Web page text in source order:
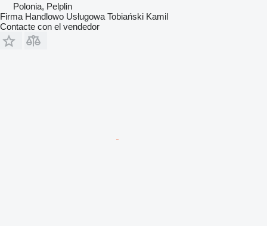
Polonia, Pelplin
Firma Handlowo Usługowa Tobiański Kamil
Contacte con el vendedor